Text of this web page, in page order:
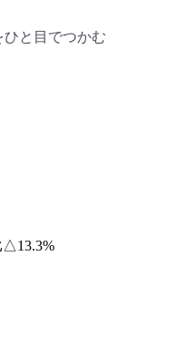
と目でつかむ
△13.3%